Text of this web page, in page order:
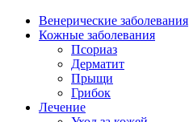
Венерические заболевания
Кожные заболевания
Псориаз
Дерматит
Прыщи
Грибок
Лечение